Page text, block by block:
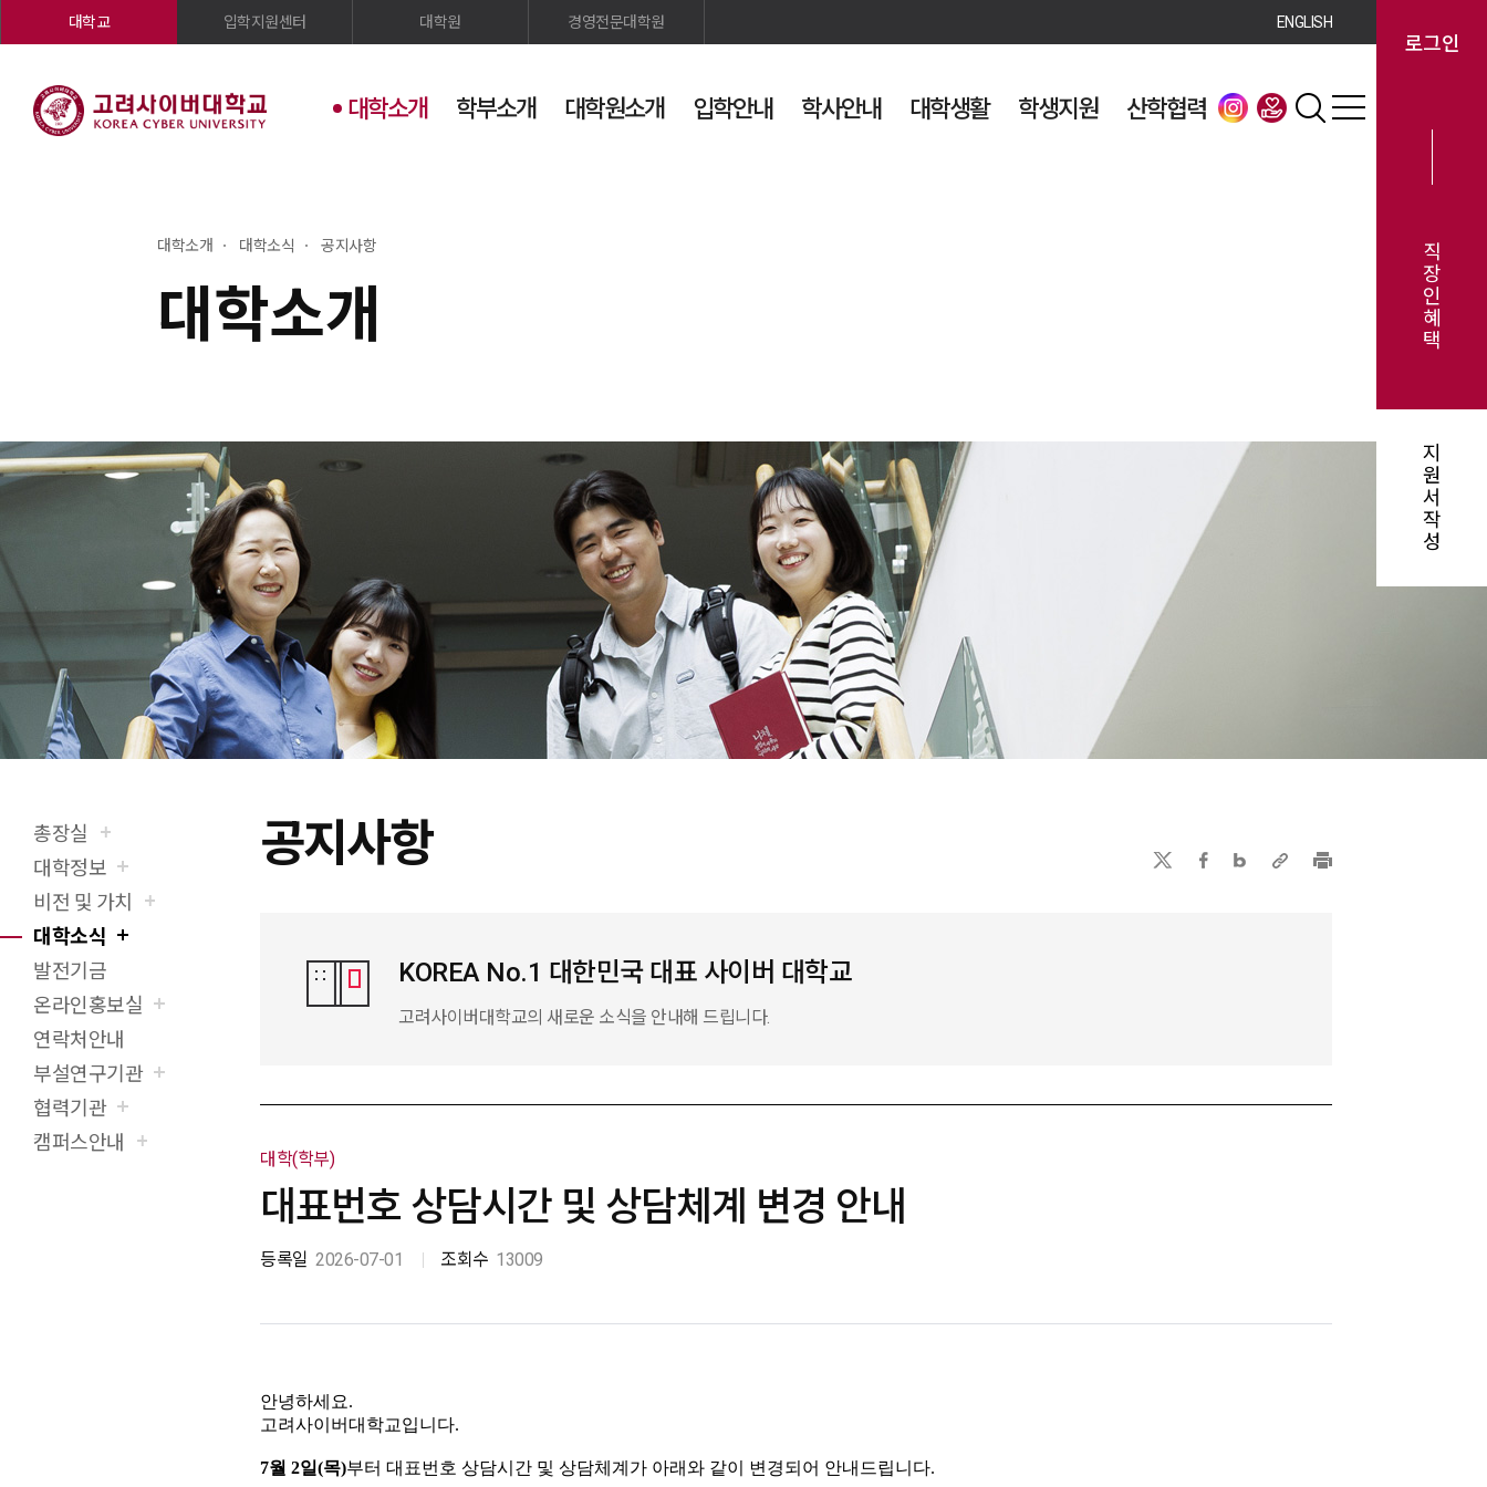
대학소개 학부소개 대학원소개 입학안내 학사안내 대학생활 학생지원 산학협력
인스타발전기금검색사이트맵
대학교 입학지원센터 대학원 경영전문대학원 ENGLISH
로그인
직
장
인
혜
택
지
원
서
작
성
대학소개
대학소개 대학소식 공지사항
총장실
대학정보
비전 및 가치
대학소식
발전기금
온라인홍보실
연락처안내
부설연구기관
협력기관
캠퍼스안내
공지사항
X(트위터)페이스북
KOREA No.1 대한민국 대표 사이버 대학교
고려사이버대학교의 새로운 소식을 안내해 드립니다.
대학(학부)
대표번호 상담시간 및 상담체계 변경 안내
등록일 2026-07-01 조회수 13009